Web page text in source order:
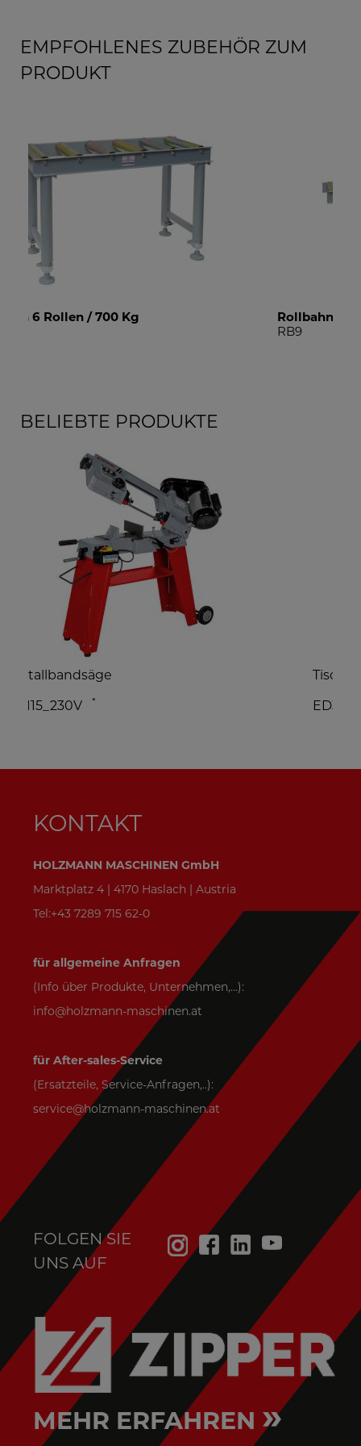
EMPFOHLENES ZUBEHÖR ZUM
PRODUKT
Rollbahn 9 Rollen / 700 Kg
BELIEBTE PRODUKTE
Tischdrehmaschine
ED300FD_230V
KONTAKT
HOLZMANN MASCHINEN GmbH
Marktplatz 4 | 4170 Haslach | Austria
Tel:+43 7289 715 62-0
für allgemeine Anfragen
(Info über Produkte, Unternehmen,...):
info@holzmann-maschinen.at
für After-sales-Service
(Ersatzteile, Service-Anfragen,..):
service@holzmann-maschinen.at
FOLGEN SIE
UNS AUF
MEHR ERFAHREN »